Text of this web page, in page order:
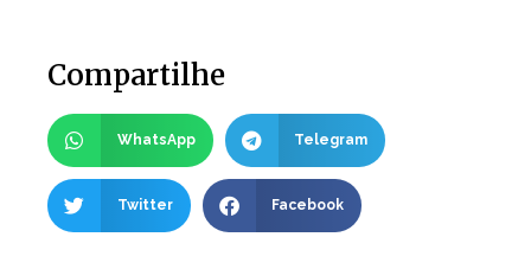
Compartilhe
WhatsApp Telegram
Twitter Facebook